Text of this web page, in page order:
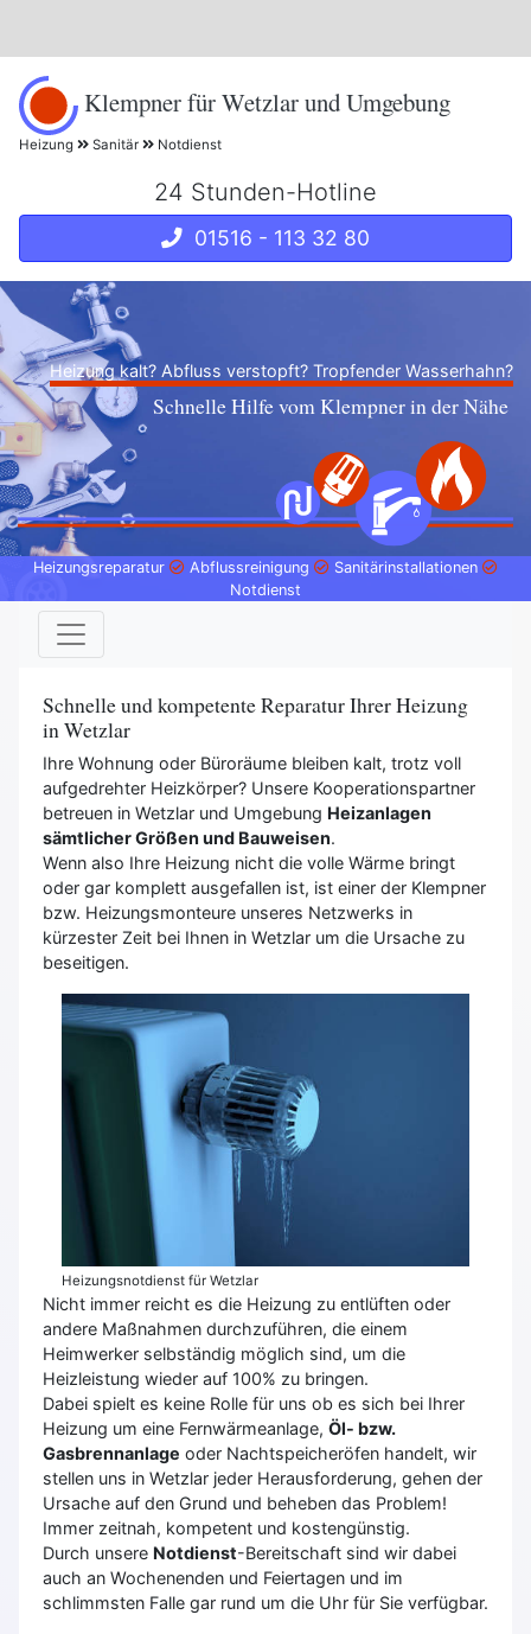
Klempner für Wetzlar und Umgebung
Heizung Sanitär Notdienst
24 Stunden-Hotline
01516 - 113 32 80
Heizung kalt? Abfluss verstopft? Tropfender Wasserhahn?
Schnelle Hilfe vom Klempner in der Nähe
Heizungsreparatur Abflussreinigung
Sanitärinstallationen
Notdienst
Schnelle und kompetente Reparatur Ihrer Heizung
in Wetzlar
Ihre Wohnung oder Büroräume bleiben kalt, trotz voll
aufgedrehter Heizkörper? Unsere Kooperationspartner
betreuen in Wetzlar und Umgebung Heizanlagen
sämtlicher Größen und Bauweisen.
Wenn also Ihre Heizung nicht die volle Wärme bringt
oder gar komplett ausgefallen ist, ist einer der Klempner
bzw. Heizungsmonteure unseres Netzwerks in
kürzester Zeit bei Ihnen in Wetzlar um die Ursache zu
beseitigen.
Heizungsnotdienst für Wetzlar
Nicht immer reicht es die Heizung zu entlüften oder
andere Maßnahmen durchzuführen, die einem
Heimwerker selbständig möglich sind, um die
Heizleistung wieder auf 100% zu bringen.
Dabei spielt es keine Rolle für uns ob es sich bei Ihrer
Heizung um eine Fernwärmeanlage, Öl- bzw.
Gasbrennanlage oder Nachtspeicheröfen handelt, wir
stellen uns in Wetzlar jeder Herausforderung, gehen der
Ursache auf den Grund und beheben das Problem!
Immer zeitnah, kompetent und kostengünstig.
Durch unsere Notdienst-Bereitschaft sind wir dabei
auch an Wochenenden und Feiertagen und im
schlimmsten Falle gar rund um die Uhr für Sie verfügbar.